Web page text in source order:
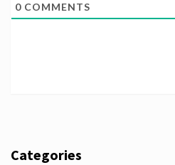
0 COMMENTS
Categories